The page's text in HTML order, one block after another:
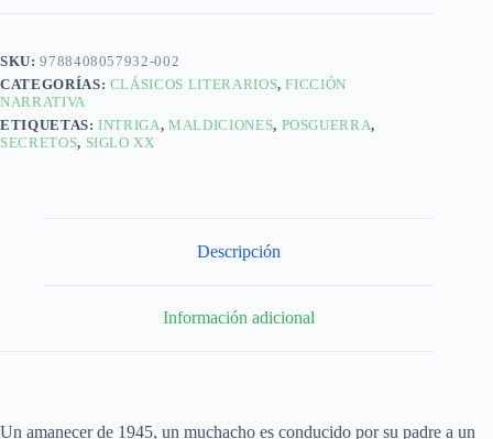
SKU:9788408057932-002
CATEGORÍAS: CLÁSICOS LITERARIOS,FICCIÓN
NARRATIVA
ETIQUETAS:INTRIGA,MALDICIONES, POSGUERRA,
SECRETOS, SIGLO XX
Descripción
Información adicional
Un amanecer de 1945, un muchacho es conducido por su padre a un